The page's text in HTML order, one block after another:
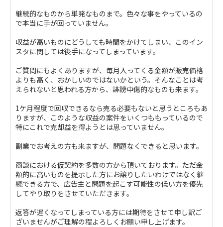
継続的なものから単発なものまで。色々な事をやっているの
で本当に手が回っていません。
収益が高いものにどうしても時間をかけてしまい、このイン
スタに関しては後手になってしまっています。
ご質問にもよくありますが、毎月入ってくる金額が販売価格
よりも高く、おかしいのではないかという。そんなことは考
えられないと思われる方から、誹謗中傷的なものも来ます。
1ケ月程度で回収できるなら売る必要もないと思うところもあ
りますが、このような収益の案件をいくつももっているので
特にこれで売却益を得ようとは思っていません。
副業でお考えの方も来ますが、問題なくできると思います。
商談における仮契約を多数の方から頂いております。ただ金
額的に高いものを提示した方にお譲りしたいわけではなく継
続できる方で、広告主と問題を起こす可能性の低い方を優先
してやり取りをさせていただきます。
返答が遅くなってしまっている方には期待をさせて申し訳ご
ざいませんがご理解の程よろしくお願い申し上げます。